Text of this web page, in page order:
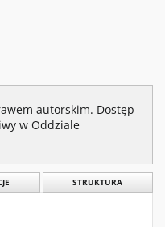
autorskim. Dostęp
w Oddziale
STRUKTURA